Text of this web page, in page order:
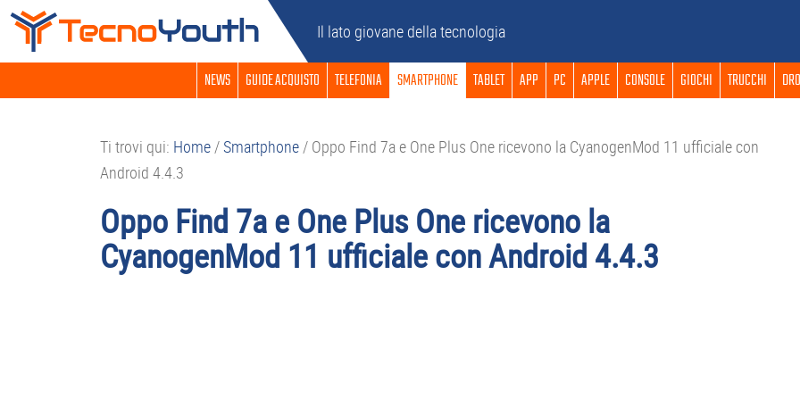
Passa
navigazione
Passa
contenuto
Passa
barra
Passa
piè
Il lato giovane della tecnologia
NEWS GUIDE ACQUISTO TELEFONIA SMARTPHONE TABLET APP PC APPLE CONSOLE GIOCHI TRUCCHI
Ti trovi qui: Home/Smartphone/ Oppo Find 7a e One Plus One ricevono la CyanogenMod 11 ufficiale con
Android 4.4.3
Oppo Find 7a e One Plus One ricevono la
CyanogenMod 11 ufficiale con Android 4.4.3